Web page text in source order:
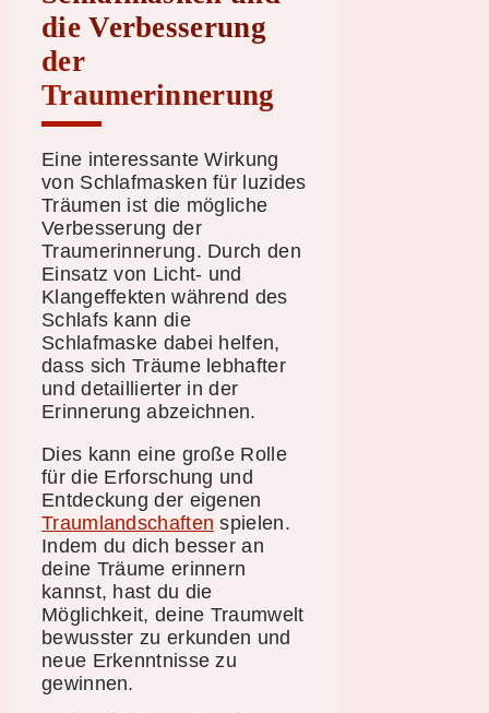
die Verbesserung
der
Traumerinnerung
Eine interessante Wirkung
von Schlafmasken für luzides
Träumen ist die mögliche
Verbesserung der
Traumerinnerung. Durch den
Einsatz von Licht- und
Klangeffekten während des
Schlafs kann die
Schlafmaske dabei helfen,
dass sich Träume lebhafter
und detaillierter in der
Erinnerung abzeichnen.
Dies kann eine große Rolle
für die Erforschung und
Entdeckung der eigenen
Traumlandschaften spielen.
Indem du dich besser an
deine Träume erinnern
kannst, hast du die
Möglichkeit, deine Traumwelt
bewusster zu erkunden und
neue Erkenntnisse zu
gewinnen.